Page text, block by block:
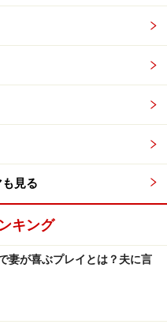
出張や休日出勤の回数
気の兆候の可能性がある
会社にとっては「経費
不況のご時世ではどんな
ず。確たる理由もなし
外労働時間数が増えてい
示してあるところも多い
数と給与があっているか
いかもしれません。
見る
キング
妻が喜ぶプレイとは？夫に言